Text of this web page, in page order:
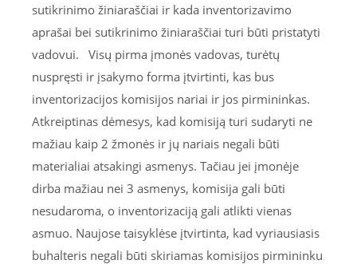
sutikrinimo žiniaraščiai ir kada inventorizavimo
aprašai bei sutikrinimo žiniaraščiai turi būti pristatyti
vadovui. Visų pirma įmonės vadovas, turėtų
nuspręsti ir įsakymo forma įtvirtinti, kas bus
inventorizacijos komisijos nariai ir jos pirmininkas.
Atkreiptinas dėmesys, kad komisiją turi sudaryti ne
mažiau kaip 2 žmonės ir jų nariais negali būti
materialiai atsakingi asmenys. Tačiau jei įmonėje
dirba mažiau nei 3 asmenys, komisija gali būti
nesudaroma, o inventorizaciją gali atlikti vienas
asmuo. Naujose taisyklėse įtvirtinta, kad vyriausiasis
buhalteris negali būti skiriamas komisijos pirmininku